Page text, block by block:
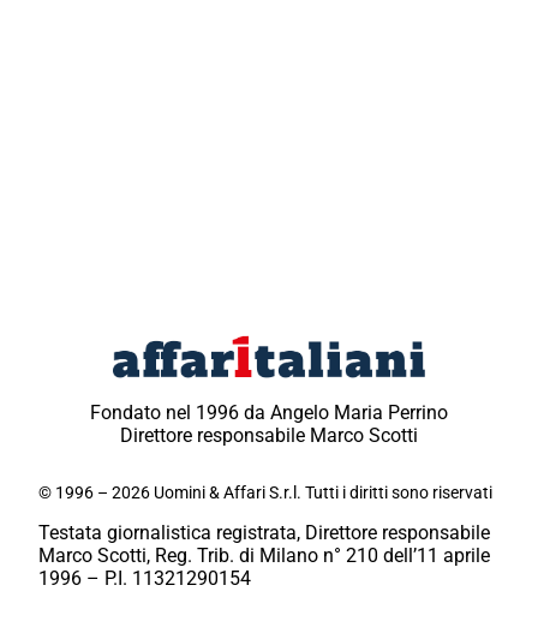
Fondato nel 1996 da Angelo Maria Perrino
Direttore responsabile Marco Scotti
© 1996 – 2026 Uomini & Affari S.r.l. Tutti i diritti sono riservati
Testata giornalistica registrata, Direttore responsabile
Marco Scotti, Reg. Trib. di Milano n° 210 dell’11 aprile
1996 – P.I. 11321290154